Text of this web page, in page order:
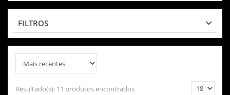
FILTROS
Resultado(s): 11 produtos encontrados